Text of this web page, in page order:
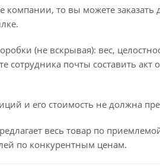
то вы можете заказать
(не вскрывая): вес,
сотрудника почты составить
и его стоимость не должна
весь товар по
по конкурентным ценам.